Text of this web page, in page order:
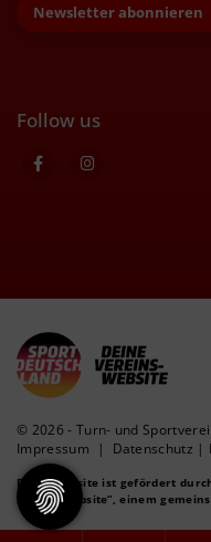
Newsletter abonnieren
Follow us
© 2026 - Turn- und
Impressum | Datenschutz |
Diese Website ist gefördert
Vereinswebsite” , einem